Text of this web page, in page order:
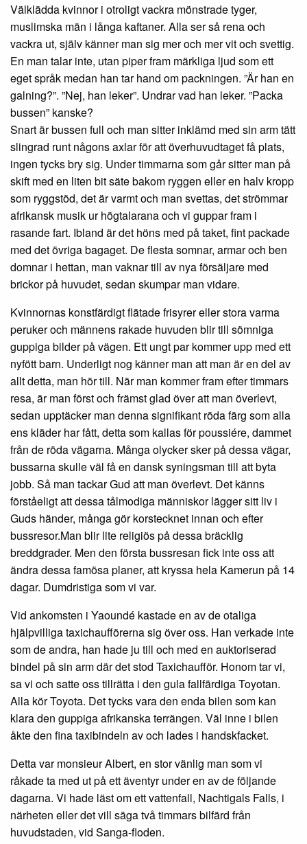
Välklädda kvinnor i otroligt vackra mönstrade tyger,
muslimska män i långa kaftaner. Alla ser så rena och
vackra ut, själv känner man sig mer och mer vit och svettig.
En man talar inte, utan piper fram märkliga ljud som ett
eget språk medan han tar hand om packningen. ”Är han en
galning?”. ”Nej, han leker”. Undrar vad han leker. ”Packa
bussen” kanske?
Snart är bussen full och man sitter inklämd med sin arm tätt
slingrad runt någons axlar för att överhuvudtaget få plats,
ingen tycks bry sig. Under timmarna som går sitter man på
skift med en liten bit säte bakom ryggen eller en halv kropp
som ryggstöd, det är varmt och man svettas, det strömmar
afrikansk musik ur högtalarana och vi guppar fram i
rasande fart. Ibland är det höns med på taket, fint packade
med det övriga bagaget. De flesta somnar, armar och ben
domnar i hettan, man vaknar till av nya försäljare med
brickor på huvudet, sedan skumpar man vidare.
Kvinnornas konstfärdigt flätade frisyrer eller stora varma
peruker och männens rakade huvuden blir till sömniga
guppiga bilder på vägen. Ett ungt par kommer upp med ett
nyfött barn. Underligt nog känner man att man är en del av
allt detta, man hör till. När man kommer fram efter timmars
resa, är man först och främst glad över att man överlevt,
sedan upptäcker man denna signifikant röda färg som alla
ens kläder har fått, detta som kallas för poussiére, dammet
från de röda vägarna. Många olycker sker på dessa vägar,
bussarna skulle väl få en dansk syningsman till att byta
jobb. Så man tackar Gud att man överlevt. Det känns
förståeligt att dessa tålmodiga människor lägger sitt liv i
Guds händer, många gör korstecknet innan och efter
bussresor.Man blir lite religiös på dessa bräcklig
breddgrader. Men den första bussresan fick inte oss att
ändra dessa famösa planer, att kryssa hela Kamerun på 14
dagar. Dumdristiga som vi var.
Vid ankomsten i Yaoundé kastade en av de otaliga
hjälpvilliga taxichaufförerna sig över oss. Han verkade inte
som de andra, han hade ju till och med en auktoriserad
bindel på sin arm där det stod Taxichaufför. Honom tar vi,
sa vi och satte oss tillrätta i den gula fallfärdiga Toyotan.
Alla kör Toyota. Det tycks vara den enda bilen som kan
klara den guppiga afrikanska terrängen. Väl inne i bilen
åkte den fina taxibindeln av och lades i handskfacket.
Detta var monsieur Albert, en stor vänlig man som vi
råkade ta med ut på ett äventyr under en av de följande
dagarna. Vi hade läst om ett vattenfall, Nachtigals Falls, i
närheten eller det vill säga två timmars bilfärd från
huvudstaden, vid Sanga-floden.